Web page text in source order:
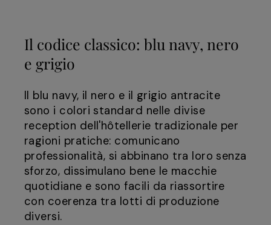
Il codice classico: blu navy, nero
e grigio
Il blu navy, il nero e il grigio antracite
sono i colori standard nelle divise
reception dell'hôtellerie tradizionale per
ragioni pratiche: comunicano
professionalità, si abbinano tra loro senza
sforzo, dissimulano bene le macchie
quotidiane e sono facili da riassortire
con coerenza tra lotti di produzione
diversi.